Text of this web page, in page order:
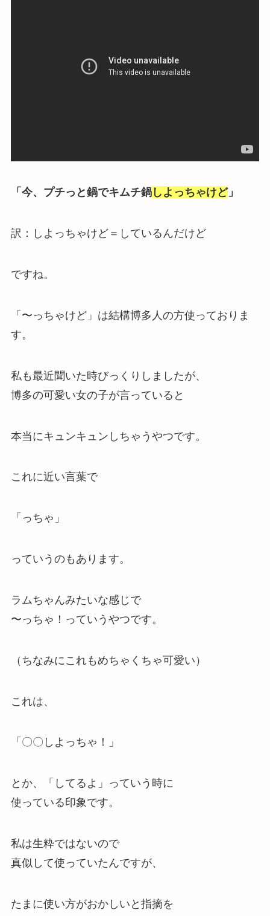
「今、プチっと鍋でキムチ鍋しよっちゃけど」
訳：しよっちゃけど＝しているんだけど
ですね。
「〜っちゃけど」は結構博多人の方使っておりま
す。
私も最近聞いた時びっくりしましたが、
博多の可愛い女の子が言っていると
本当にキュンキュンしちゃうやつです。
これに近い言葉で
「っちゃ」
っていうのもあります。
ラムちゃんみたいな感じで
〜っちゃ！っていうやつです。
（ちなみにこれもめちゃくちゃ可愛い）
これは、
「〇〇しよっちゃ！」
とか、「してるよ」っていう時に
使っている印象です。
私は生粋ではないので
真似して使っていたんですが、
たまに使い方がおかしいと指摘を